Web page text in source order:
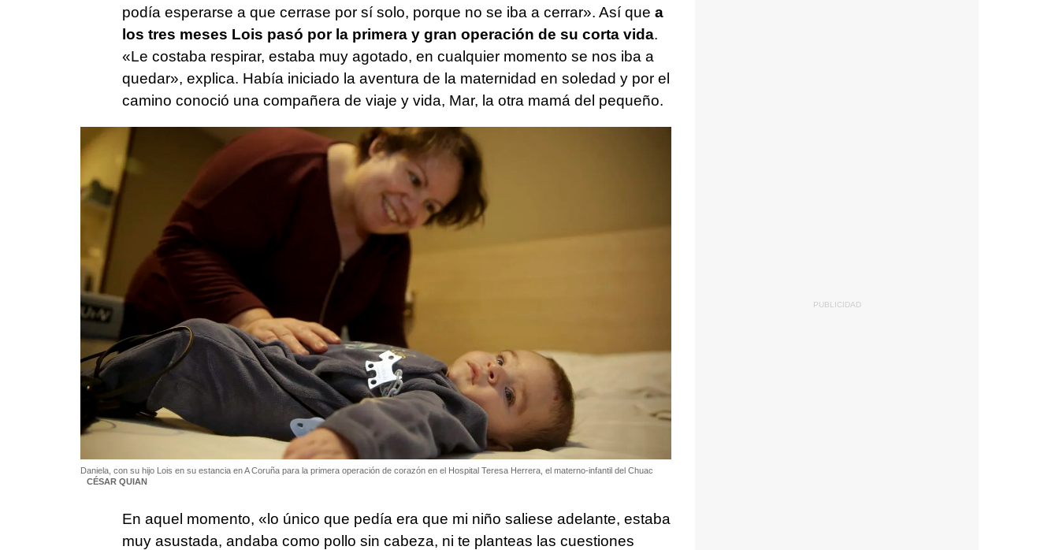
podía esperarse a que cerrase por sí solo, porque no se iba a cerrar». Así que a
los tres meses Lois pasó por la primera y gran operación de su corta vida.
«Le costaba respirar, estaba muy agotado, en cualquier momento se nos iba a
quedar», explica. Había iniciado la aventura de la maternidad en soledad y por el
camino conoció una compañera de viaje y vida, Mar, la otra mamá del pequeño.
Daniela, con su hijo Lois en su estancia en A Coruña para la primera operación de corazón en el Hospital Teresa Herrera, el materno-infantil del Chuac
CÉSAR QUIAN
En aquel momento, «lo único que pedía era que mi niño saliese adelante, estaba
muy asustada, andaba como pollo sin cabeza, ni te planteas las cuestiones